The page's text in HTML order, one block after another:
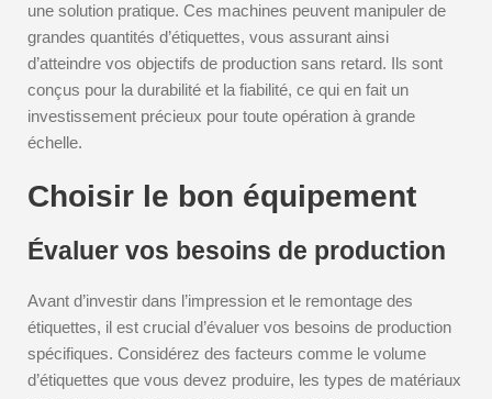
une solution pratique. Ces machines peuvent manipuler de
grandes quantités d’étiquettes, vous assurant ainsi
d’atteindre vos objectifs de production sans retard. Ils sont
conçus pour la durabilité et la fiabilité, ce qui en fait un
investissement précieux pour toute opération à grande
échelle.
Choisir le bon équipement
Évaluer vos besoins de production
Avant d’investir dans l’impression et le remontage des
étiquettes, il est crucial d’évaluer vos besoins de production
spécifiques. Considérez des facteurs comme le volume
d’étiquettes que vous devez produire, les types de matériaux